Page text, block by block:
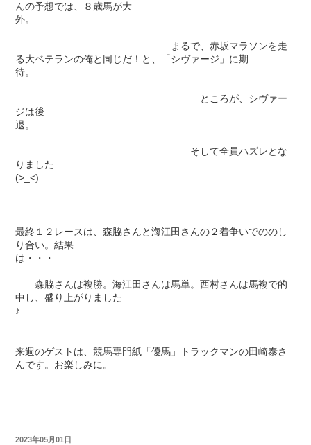
んの予想では、８歳馬が大
外。
まるで、赤坂マラソンを走
る大ベテランの俺と同じだ！と、「シヴァージ」に期
待。
ところが、シヴァー
ジは後
退。
そして全員ハズレとな
りました
(>_<)
最終１２レースは、森脇さんと海江田さんの２着争いでののし
り合い。結果
は・・・
森脇さんは複勝。海江田さんは馬単。西村さんは馬複で的
中し、盛り上がりました
♪
来週のゲストは、競馬専門紙「優馬」トラックマンの田崎泰さ
んです。お楽しみに。
2023年05月01日